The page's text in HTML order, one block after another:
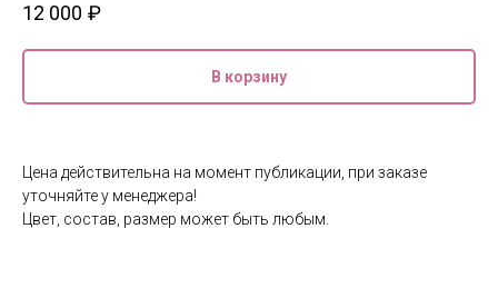
12 000 ₽
В корзину
Цена действительна на момент публикации, при заказе
уточняйте у менеджера!
Цвет, состав, размер может быть любым.